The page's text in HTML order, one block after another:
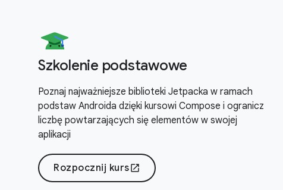
Szkolenie podstawowe
Poznaj najważniejsze biblioteki Jetpacka w ramach
podstaw Androida dzięki kursowi Compose i ogranicz
liczbę powtarzających się elementów w swojej
aplikacji
Rozpocznij kursopen_in_new